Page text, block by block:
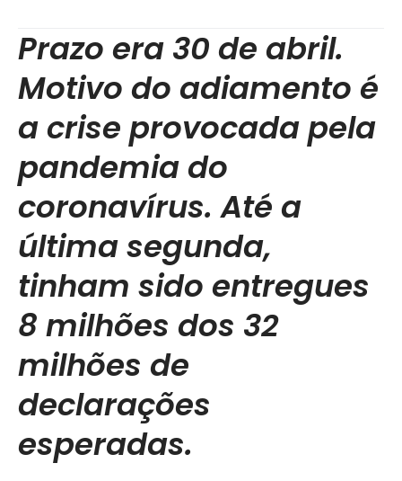
Prazo era 30 de abril.
Motivo do adiamento é
a crise provocada pela
pandemia do
coronavírus. Até a
última segunda,
tinham sido entregues
8 milhões dos 32
milhões de
declarações
esperadas.